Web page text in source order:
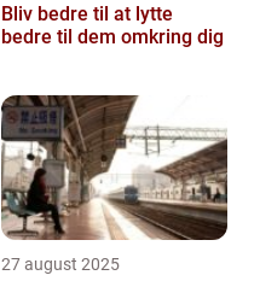
Bliv bedre til at lytte
bedre til dem omkring dig
27 august 2025